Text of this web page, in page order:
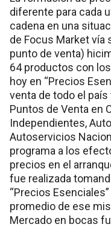
diferente para cada
cadena en una
de Focus Market
punto de venta)
64 productos con
hoy en “Precios
venta de todo el
Puntos de Venta en
Independientes,
Autoservicios
programa a los
precios en el
fue realizada
“Precios
promedio de ese
Mercado en bocas